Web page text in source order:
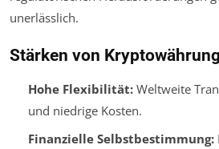
unerlässlich.
Stärken von
Hohe Flexibilität:Weltweite
und niedrige Kosten.
Finanzielle Selbstbestimmung: